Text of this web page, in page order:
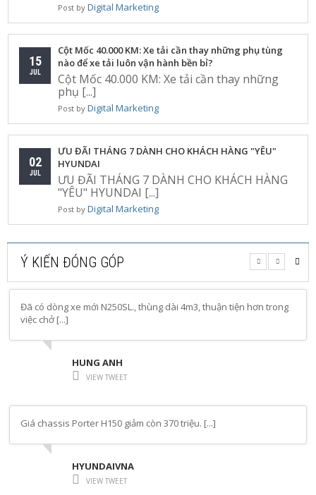
Post by Digital Marketing
15
JUL
Cột Mốc 40.000 KM: Xe tải cần thay những phụ tùng
nào để xe tải luôn vận hành bền bỉ?
Cột Mốc 40.000 KM: Xe tải cần thay những
phụ [...]
Post by Digital Marketing
02
JUL
ƯU ĐÃI THÁNG 7 DÀNH CHO KHÁCH HÀNG "YÊU"
HYUNDAI
ƯU ĐÃI THÁNG 7 DÀNH CHO KHÁCH HÀNG
"YÊU" HYUNDAI [...]
Post by Digital Marketing
Ý KIẾN ĐÓNG GÓP
Đã có dòng xe mới N250SL., thùng dài 4m3, thuận tiện hơn trong
việc chở [...]
HUNG ANH
VIEW TWEET
Giá chassis Porter H150 giảm còn 370 triệu. [...]
HYUNDAIVNA
VIEW TWEET